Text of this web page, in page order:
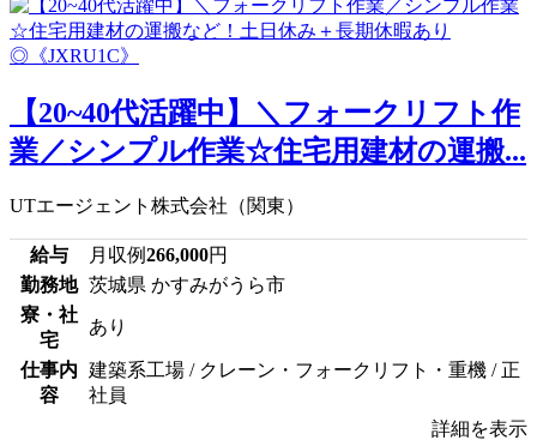
【20~40代活躍中】＼フォークリフト作
業／シンプル作業☆住宅用建材の運搬...
UTエージェント株式会社（関東）
給与 月収例266,000円
勤務地 茨城県 かすみがうら市
寮・社
宅
あり
仕事内
容
建築系工場 / クレーン・フォークリフト・重機 / 正
社員
詳細を表示